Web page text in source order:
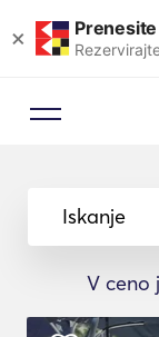
×
Iskanje
V ceno